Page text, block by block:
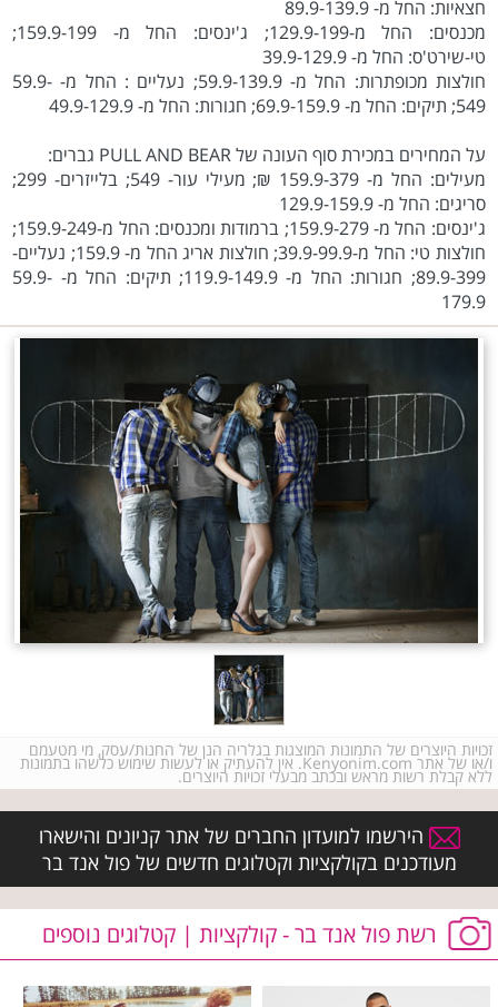
חצאיות: החל מ- 89.9-139.9
מכנסים: החל מ-129.9-199; ג'ינסים: החל מ- 159.9-199;
טי-שירט'ס: החל מ- 39.9-129.9
חולצות מכופתרות: החל מ- 59.9-139.9; נעליים : החל מ- 59.9-
549; תיקים: החל מ- 69.9-159.9; חגורות: החל מ- 49.9-129.9
על המחירים במכירת סוף העונה של PULL AND BEAR גברים:
מעילים: החל מ- 159.9-379 ₪; מעילי עור- 549; בלייזרים- 299;
סריגים: החל מ- 129.9-159.9
ג'ינסים: החל מ- 159.9-279; ברמודות ומכנסים: החל מ-159.9-249;
חולצות טי: החל מ-39.9-99.9; חולצות אריג החל מ- 159.9; נעליים-
89.9-399; חגורות: החל מ- 119.9-149.9; תיקים: החל מ- 59.9-
179.9
זכויות היוצרים של התמונות המוצגות בגלריה הנן של החנות/עסק, מי מטעמם
ו/או של אתר Kenyonim.com. אין להעתיק או לעשות שימוש כלשהו בתמונות
ללא קבלת רשות מראש ובכתב מבעלי זכויות היוצרים.
הירשמו למועדון החברים של אתר קניונים והישארו
מעודכנים בקולקציות וקטלוגים חדשים של פול אנד בר
רשת פול אנד בר - קולקציות | קטלוגים נוספים